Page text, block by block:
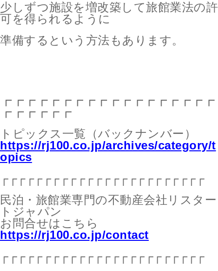
少しずつ施設を増改築して旅館業法の許
可を得られるように
準備するという方法もあります。
┏┏┏┏┏┏┏┏┏┏┏┏┏┏┏┏┏┏
┏┏┏┏┏┏
トピックス一覧（バックナンバー）
https://rj100.co.jp/archives/category/t
opics
┌┌┌┌┌┌┌┌┌┌┌┌┌┌┌┌┌┌┌┌┌┌┌┌
民泊・旅館業専門の不動産会社リスター
トジャパン
お問合せはこちら
https://rj100.co.jp/contact
┌┌┌┌┌┌┌┌┌┌┌┌┌┌┌┌┌┌┌┌┌┌┌┌